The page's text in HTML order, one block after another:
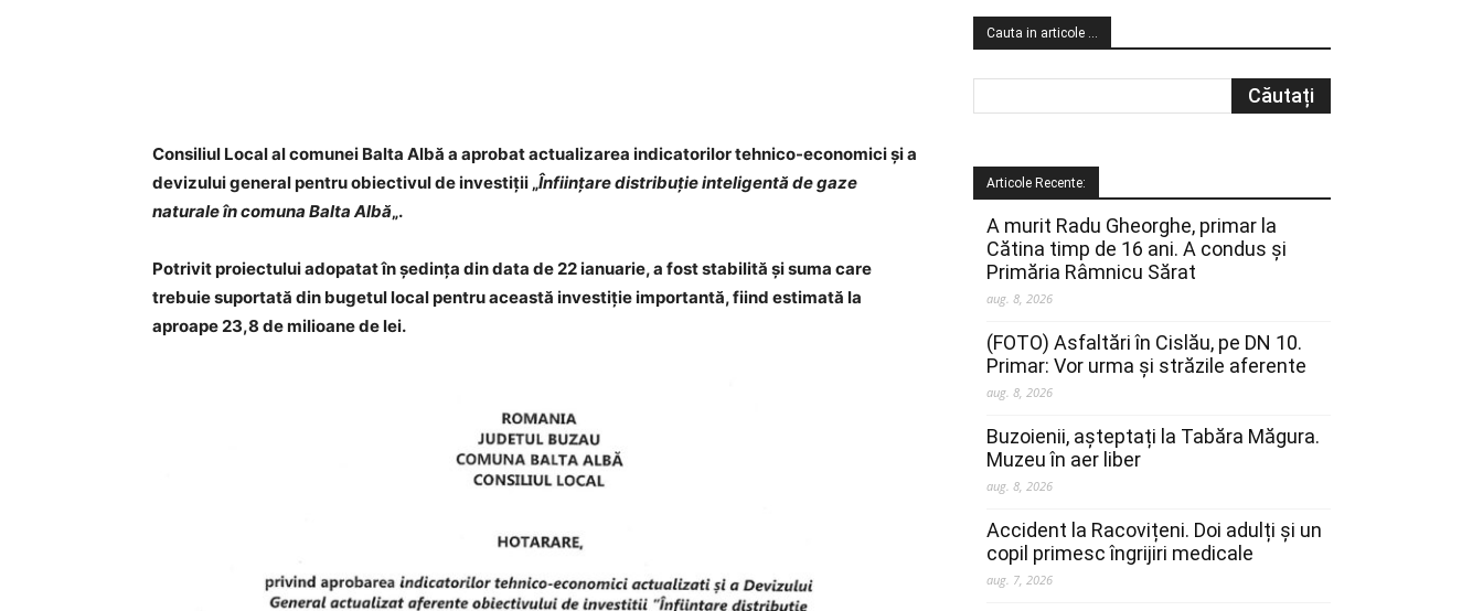
Consiliul Local al comunei Balta Albă a aprobat actualizarea indicatorilor tehnico-economici și a
devizului general pentru obiectivul de investiții „Înființare distribuție inteligentă de gaze
naturale în comuna Balta Albă„.
Potrivit proiectului adopatat în ședința din data de 22 ianuarie, a fost stabilită și suma care
trebuie suportată din bugetul local pentru această investiție importantă, fiind estimată la
aproape 23,8 de milioane de lei.
Cauta in articole …
Articole Recente:
A murit Radu Gheorghe, primar la
Cătina timp de 16 ani. A condus și
Primăria Râmnicu Sărat
aug. 8, 2026
(FOTO) Asfaltări în Cislău, pe DN 10.
Primar: Vor urma și străzile aferente
aug. 8, 2026
Buzoienii, așteptați la Tabăra Măgura.
Muzeu în aer liber
aug. 8, 2026
Accident la Racovițeni. Doi adulți și un
copil primesc îngrijiri medicale
aug. 7, 2026